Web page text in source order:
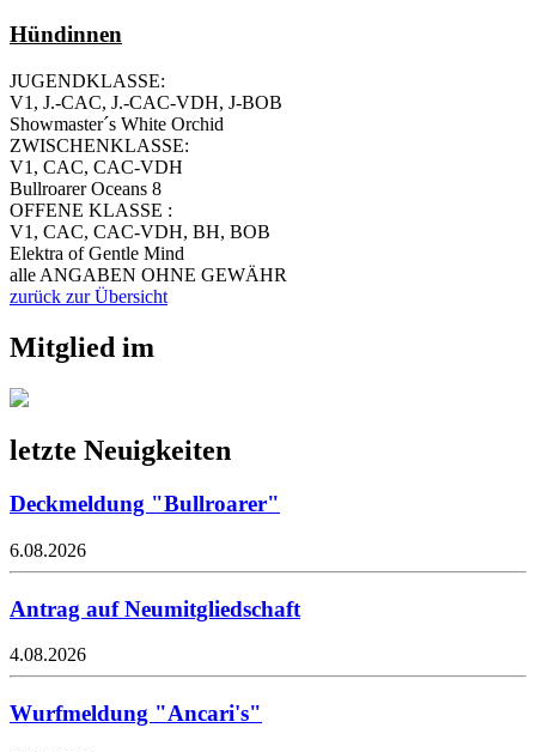
Hündinnen
JUGENDKLASSE:
V1, J.-CAC, J.-CAC-VDH, J-BOB
Showmaster´s White Orchid
ZWISCHENKLASSE:
V1, CAC, CAC-VDH
Bullroarer Oceans 8
OFFENE KLASSE :
V1, CAC, CAC-VDH, BH, BOB
Elektra of Gentle Mind
alle ANGABEN OHNE GEWÄHR
zurück zur Übersicht
Mitglied im
letzte Neuigkeiten
Deckmeldung "Bullroarer"
6.08.2026
Antrag auf Neumitgliedschaft
4.08.2026
Wurfmeldung "Ancari's"